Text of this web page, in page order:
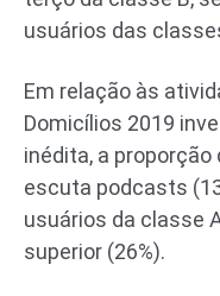
usuários das
Em relação às
Domicílios 2019
inédita, a
escuta podcasts
usuários da classe
superior (26%).